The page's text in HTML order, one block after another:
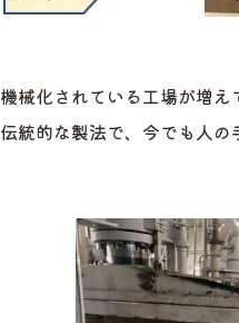
機械化されている工場が増
伝統的な製法で、今でも人の